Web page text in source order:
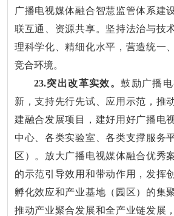
广播电视媒体融合智慧监管体系建
联互通、资源共享。坚持法治与技
理科学化、精细化水平，营造统一
竞合环境。
23.突出改革实效。鼓励广播
新，支持先行先试、应用示范，推
建融合发展项目，建好用好广播电
中心、各类实验室、各类支撑服务
区）。放大广播电视媒体融合优秀
的示范引导效用和带动作用，发挥
孵化效应和产业基地（园区）的集
推动产业聚合发展和全产业链发展